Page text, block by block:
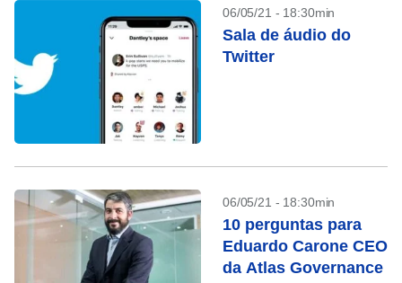
06/05/21 - 18:30min
Sala de áudio do
Twitter
06/05/21 - 18:30min
10 perguntas para
Eduardo Carone CEO
da Atlas Governance